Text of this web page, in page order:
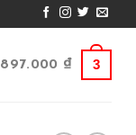
897.000 ₫ 3